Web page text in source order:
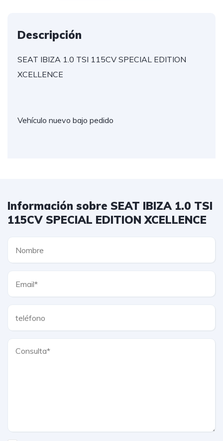
Descripción
SEAT IBIZA 1.0 TSI 115CV SPECIAL EDITION
XCELLENCE
Vehículo nuevo bajo pedido
Información sobre SEAT IBIZA 1.0 TSI
115CV SPECIAL EDITION XCELLENCE